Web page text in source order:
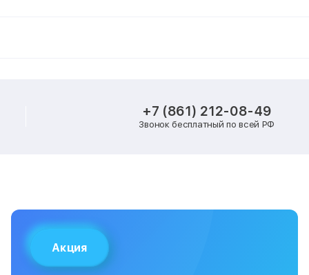
+7 (861) 212-08-49
Звонок бесплатный по всей РФ
Акция